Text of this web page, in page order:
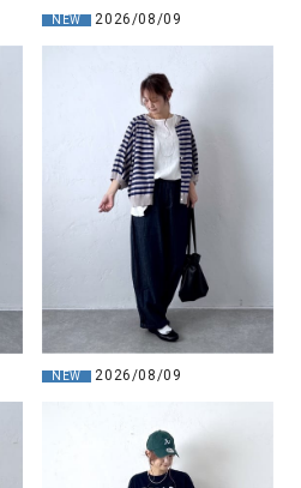
NEW 2026/08/09
NEW 2026/08/09